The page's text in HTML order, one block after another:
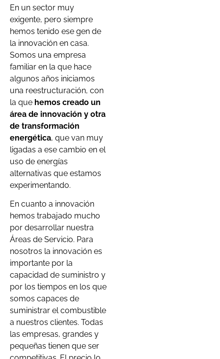
En un sector muy
exigente, pero siempre
hemos tenido ese gen de
la innovación en casa.
Somos una empresa
familiar en la que hace
algunos años iniciamos
una reestructuración, con
la que hemos creado un
área de innovación y otra
de transformación
energética, que van muy
ligadas a ese cambio en el
uso de energías
alternativas que estamos
experimentando.
En cuanto a innovación
hemos trabajado mucho
por desarrollar nuestra
Áreas de Servicio. Para
nosotros la innovación es
importante por la
capacidad de suministro y
por los tiempos en los que
somos capaces de
suministrar el combustible
a nuestros clientes. Todas
las empresas, grandes y
pequeñas tienen que ser